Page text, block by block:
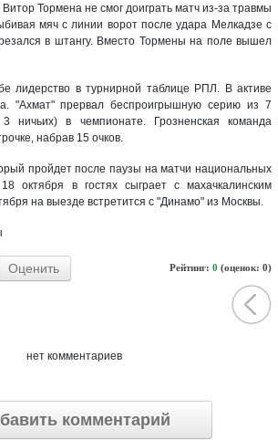
Тормена не смог доиграть матч из-за травмы
мяч с линии ворот после удара Мелкадзе с
в штангу. Вместо Тормены на поле вышел
лидерство в турнирной таблице РПЛ. В активе
"Ахмат" прервал беспроигрышную серию из 7
в чемпионате. Грозненская команда
набрав 15 очков.
пройдет после паузы на матчи национальных
октября в гостях сыграет с махачкалинским
на выезде встретится с "Динамо" из Москвы.
Рейтинг: 0 (оценок: 0)
нет комментариев
комментарий